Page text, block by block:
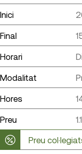
Inici
Final
Horari
Modalitat
Hores
Preu
Preu